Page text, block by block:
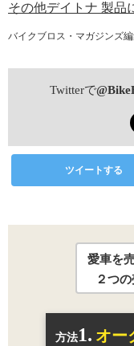
その他デイトナ 製品
バイクブロス・マガジンズ
Twitterで
ツイートする
愛車を
２つ
方法1. オー